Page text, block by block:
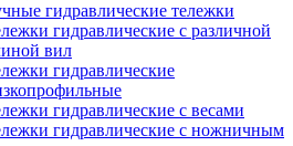
гидравлические тележки
гидравлические с различной
вил
гидравлические
гидравлические с весами
гидравлические с ножничным